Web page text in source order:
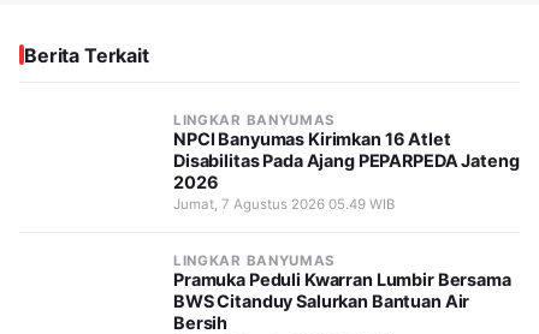
Berita Terkait
LINGKAR BANYUMAS
NPCI Banyumas Kirimkan 16 Atlet
Disabilitas Pada Ajang PEPARPEDA Jateng
2026
Jumat, 7 Agustus 2026 05.49 WIB
LINGKAR BANYUMAS
Pramuka Peduli Kwarran Lumbir Bersama
BWS Citanduy Salurkan Bantuan Air
Bersih